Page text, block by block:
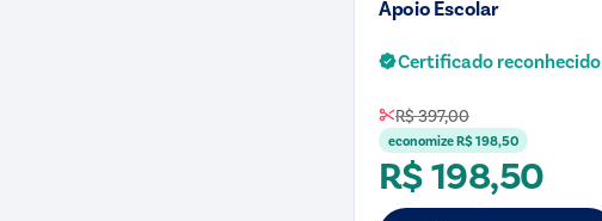
Apoio Escolar
Certificado reconhecido
R$ 397,00
economizeR$ 198,50
R$ 198,50